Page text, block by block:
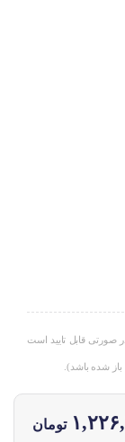
صورتی قابل تایید است
باز شده باشد).
تومان